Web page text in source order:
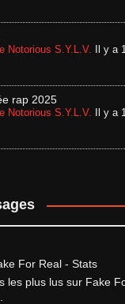
Notorious S.Y.L.V. Il y a
rap 2025
Notorious S.Y.L.V. Il y a
For Real - Stats
les plus lus sur Fake